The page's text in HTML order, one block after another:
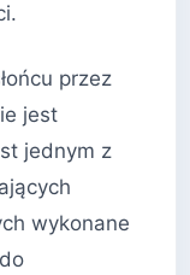
przez
jest
jednym z
wykonane